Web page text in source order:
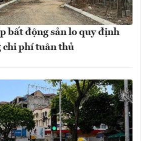
bất động sản lo quy định
chi phí tuân thủ